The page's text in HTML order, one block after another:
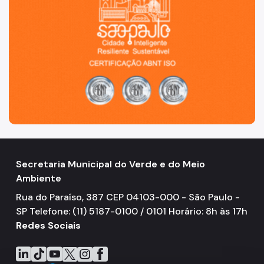
Secretaria Municipal do Verde e do Meio
Ambiente
Rua do Paraíso, 387 CEP 04103-000 - São Paulo -
SP Telefone: (11) 5187-0100 / 0101 Horário: 8h às 17h
Redes Sociais
Icone do LinkedIn
Icone do TikTok
Icone do YouTube
Icone do X
Icone do Instagram
Icone do Facebook